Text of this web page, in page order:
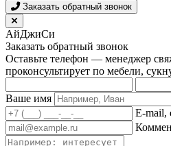
Заказать обратный звонок
АйДжиСи
Заказать обратный звонок
Оставьте телефон — менеджер
проконсультирует по мебели,
Ваше имя
E-mail,